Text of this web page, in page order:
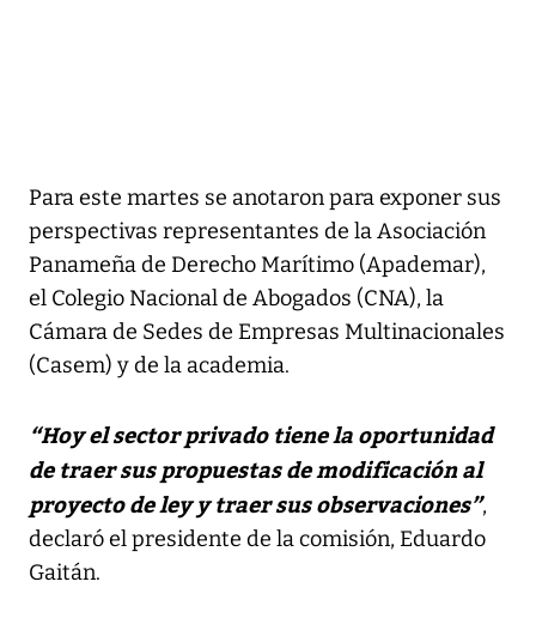
Para este martes se anotaron para exponer sus
perspectivas representantes de la Asociación
Panameña de Derecho Marítimo (Apademar),
el Colegio Nacional de Abogados (CNA), la
Cámara de Sedes de Empresas Multinacionales
(Casem) y de la academia.
“Hoy el sector privado tiene la oportunidad
de traer sus propuestas de modificación al
proyecto de ley y traer sus observaciones”,
declaró el presidente de la comisión, Eduardo
Gaitán.